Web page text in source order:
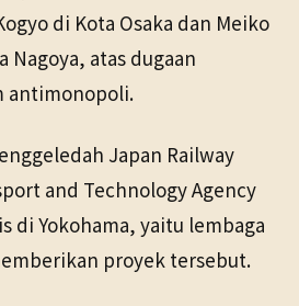
di Kota Osaka dan Meiko
atas dugaan
antimonopoli.
Japan Railway
and Technology Agency
di Yokohama, yaitu lembaga
proyek tersebut.